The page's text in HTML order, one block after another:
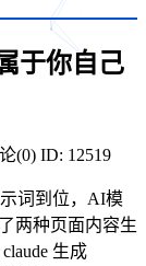
于你自己
(0) ID: 12519
词到位，AI模
两种页面内容生
生成